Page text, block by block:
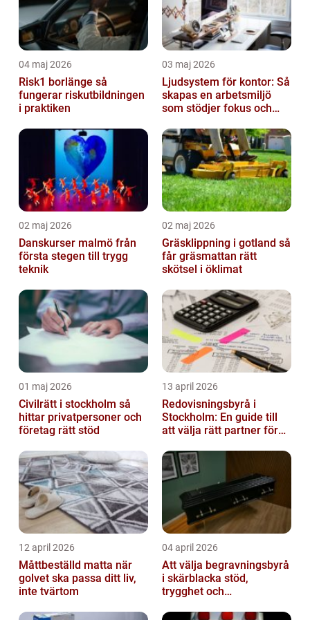
04 maj 2026
Risk1 borlänge så
fungerar riskutbildningen
i praktiken
03 maj 2026
Ljudsystem för kontor: Så
skapas en arbetsmiljö
som stödjer fokus och
02 maj 2026
Danskurser malmö från
första stegen till trygg
teknik
02 maj 2026
Gräsklippning i gotland så
får gräsmattan rätt
skötsel i öklimat
01 maj 2026
Civilrätt i stockholm så
hittar privatpersoner och
företag rätt stöd
13 april 2026
Redovisningsbyrå i
Stockholm: En guide till
att välja rätt partner för
12 april 2026
Måttbeställd matta när
golvet ska passa ditt liv,
inte tvärtom
04 april 2026
Att välja begravningsbyrå
i skärblacka stöd,
trygghet och